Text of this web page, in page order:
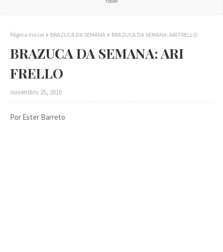
Página inicial BRAZUCA DA SEMANA BRAZUCA DA SEMANA: ARI FRELLO
BRAZUCA DA SEMANA: ARI
FRELLO
novembro 25, 2010
Por Ester Barreto